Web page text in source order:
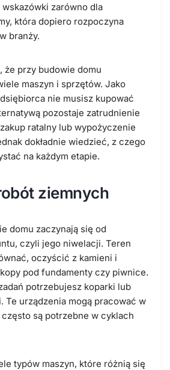
zarówno dla
która dopiero rozpoczyna
branży.
że przy budowie domu
maszyn i sprzętów. Jako
nie musisz kupować
pozostaje zatrudnienie
ratalny lub wypożyczenie
dokładnie wiedzieć, z czego
na każdym etapie.
ziemnych
domu zaczynają się od
czyli jego niwelacji. Teren
oczyścić z kamieni i
pod fundamenty czy piwnice.
potrzebujesz koparki lub
Te urządzenia mogą pracować w
często są potrzebne w cyklach
typów maszyn, które różnią się